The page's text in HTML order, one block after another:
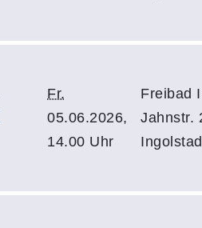
Fr.
05.06.2026,
14.00 Uhr
Freibad
Jahnstr.